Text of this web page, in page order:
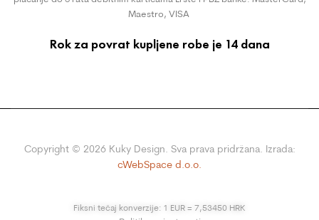
Maestro, VISA
Rok za povrat kupljene robe je 14 dana
Copyright © 2026Kuky Design. Sva prava pridržana. Izrada:
cWebSpace d.o.o.
Fiksni tečaj konverzije: 1 EUR = 7,53450 HRK